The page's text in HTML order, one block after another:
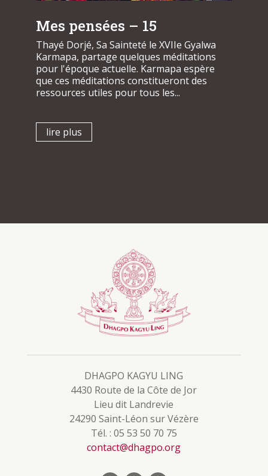
Mes pensées – 15
Thayé Dorjé, Sa Sainteté le XVIIe Gyalwa
Karmapa, partage quelques méditations
pour l'époque actuelle. Karmapa espère
que ces méditations constitueront des
ressources utiles pour tous les...
lire plus
DHAGPO KAGYU LING
4430 Route de la Côte de Jor
Lieu dit Landrevie
24290 Saint-Léon sur Vézère
Tél. : 05 53 50 70 75
contact@dhagpo.org